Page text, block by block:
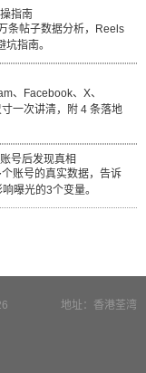
指南
条帖子数据分析，Reels
指南。
、Facebook、X、
一次讲清，附 4 条落地
号后发现真相
账号的真实数据，告诉
曝光的3个变量。
地址：香港荃湾